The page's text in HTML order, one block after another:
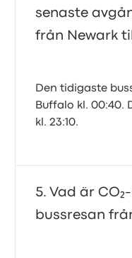
senaste
från Newark
Den tidigaste
Buffalo kl. 00:40.
kl. 23:10.
Vad är
bussresan